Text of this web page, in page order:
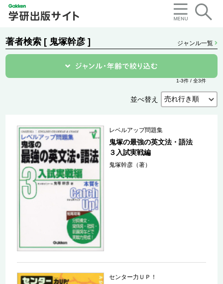
著者検索 [ 鬼塚幹彦 ] ジャンル一覧
1-3件 / 全3件
並べ替え
レベルアップ問題集
鬼塚の最強の英文法・語法
３入試実戦編
鬼塚幹彦（著）
センター力ＵＰ！